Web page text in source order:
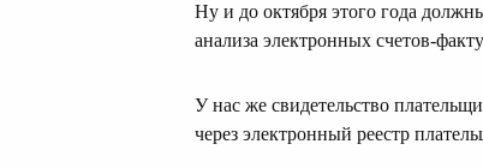
Ну и до октября этого года
анализа электронных счетов-
У нас же свидетельство
через электронный реестр